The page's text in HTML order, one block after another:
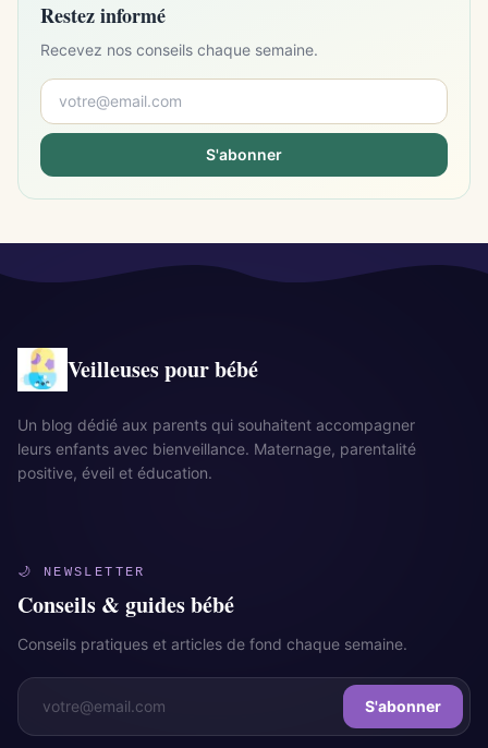
Restez informé
Recevez nos conseils chaque semaine.
S'abonner
Veilleuses pour bébé
Un blog dédié aux parents qui souhaitent accompagner
leurs enfants avec bienveillance. Maternage, parentalité
positive, éveil et éducation.
🌙 NEWSLETTER
Conseils & guides bébé
Conseils pratiques et articles de fond chaque semaine.
S'abonner